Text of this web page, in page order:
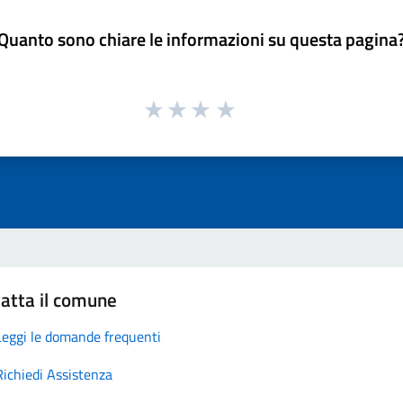
sono chiare le informazioni su questa
il comune
le domande frequenti
Assistenza